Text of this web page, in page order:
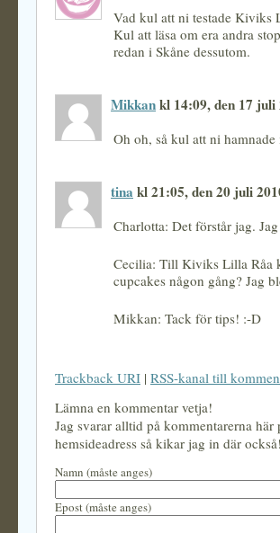
Vad kul att ni testade Kiviks
Kul att läsa om era andra
redan i Skåne dessutom.
Mikkankl 14:09, den 17 juli
Oh oh, så kul att ni
tina kl 21:05, den 20 juli
Charlotta: Det förstår jag.
Cecilia: Till Kiviks Lilla Råa
cupcakes någon gång? Jag
Mikkan: Tack för tips! :-D
Trackback URI | RSS-kanal till
Lämna en kommentar vetja!
Jag svarar alltid på kommentarerna
hemsideadress så kikar jag in där också!
Namn (måste anges)
Epost (måste anges)